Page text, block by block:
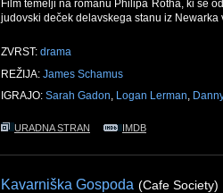
Film temelji na romanu Philipa Rotha, ki se
judovski deček delavskega stanu iz Newarka
ZVRST: drama
REŽIJA: James Schamus
IGRAJO: Sarah Gadon, Logan Lerman,
URADNA STRAN IMDB
Kavarniška Gospoda (Cafe Society)